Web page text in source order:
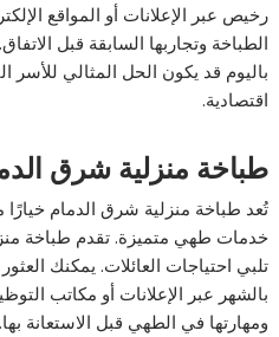
رخيص عبر الإعلانات أو المواقع
الطباخة وتجاربها السابقة قبل
باليوم قد يكون الحل المثالي
اقتصادية.
طباخة منزلية شرق
تُعد طباخة منزلية شرق الدمام خيارًا
خدمات طهي متميزة. تقدم طباخة
تلبي احتياجات العائلات. يمكنك
بالشهر عبر الإعلانات أو مكاتب
ومهارتها في الطهي قبل الاستعانة